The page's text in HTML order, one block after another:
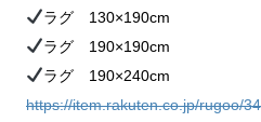
ラグ 130×190cm
ラグ 190×190cm
ラグ 190×240cm
https://item.rakuten.co.jp/rugoo/